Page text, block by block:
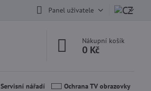
Panel uživatele
Nákupní košík
0 Kč
Servisní nářadí Ochrana TV obrazovky